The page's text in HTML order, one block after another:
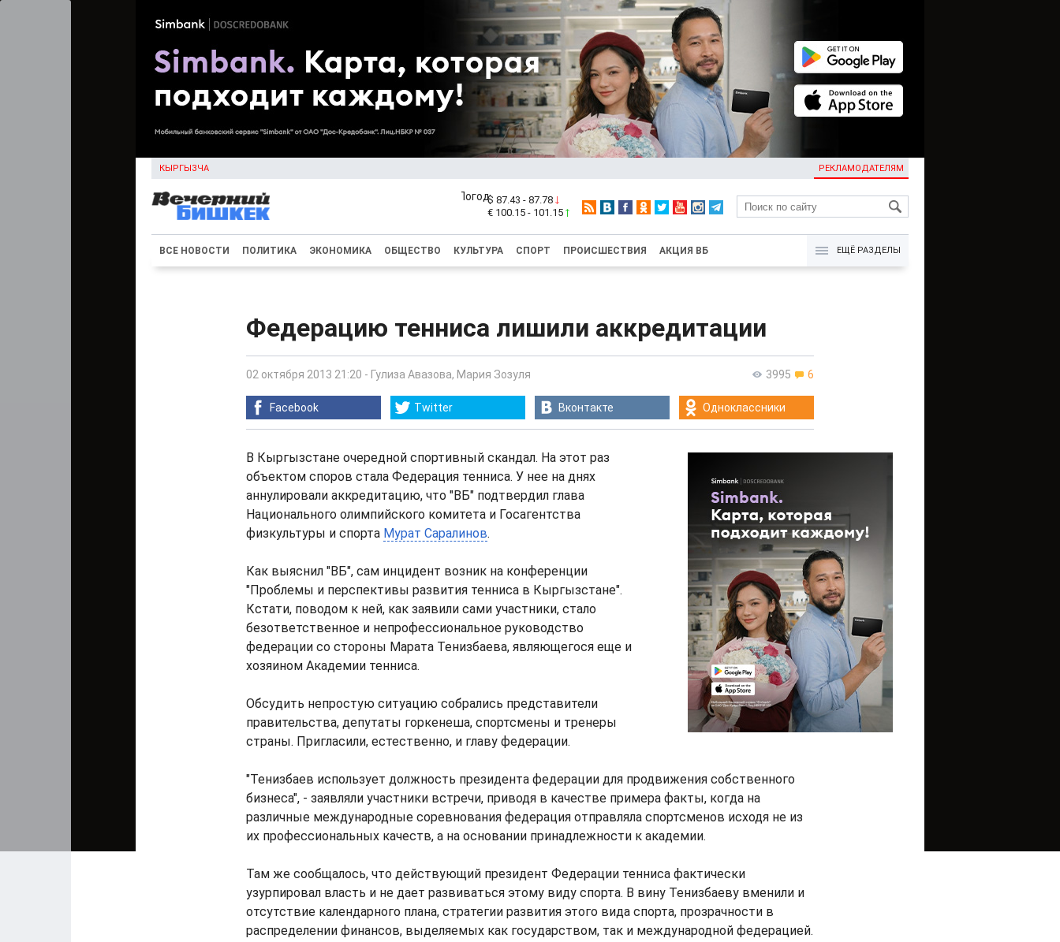
КЫРГЫЗЧА РЕКЛАМОДАТЕЛЯМ
KG
$ 87.43 - 87.78
€ 100.15 - 101.15
ВСЕ НОВОСТИ ПОЛИТИКА ЭКОНОМИКА ОБЩЕСТВО КУЛЬТУРА СПОРТ ПРОИСШЕСТВИЯ АКЦИЯ ВБ ЕЩЁ РАЗДЕЛЫ
Федерацию тенниса лишили аккредитации
3995 6
02 октября 2013 21:20 - Гулиза Авазова, Мария Зозуля
Facebook Twitter Вконтакте Одноклассники
В Кыргызстане очередной спортивный скандал. На этот раз
объектом споров стала Федерация тенниса. У нее на днях
аннулировали аккредитацию, что "ВБ" подтвердил глава
Национального олимпийского комитета и Госагентства
физкультуры и спорта Мурат Саралинов.
Как выяснил "ВБ", сам инцидент возник на конференции
"Проблемы и перспективы развития тенниса в Кыргызстане".
Кстати, поводом к ней, как заявили сами участники, стало
безответственное и непрофессиональное руководство
федерации со стороны Марата Тенизбаева, являющегося еще и
хозяином Академии тенниса.
Обсудить непростую ситуацию собрались представители
правительства, депутаты горкенеша, спортсмены и тренеры
страны. Пригласили, естественно, и главу федерации.
"Тенизбаев использует должность президента федерации для продвижения собственного
бизнеса", - заявляли участники встречи, приводя в качестве примера факты, когда на
различные международные соревнования федерация отправляла спортсменов исходя не из
их профессиональных качеств, а на основании принадлежности к академии.
Там же сообщалось, что действующий президент Федерации тенниса фактически
узурпировал власть и не дает развиваться этому виду спорта. В вину Тенизбаеву вменили и
отсутствие календарного плана, стратегии развития этого вида спорта, прозрачности в
распределении финансов, выделяемых как государством, так и международной федерацией.